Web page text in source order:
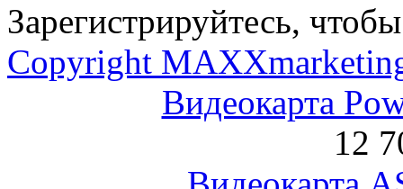
Зарегистрируйтесь,
Copyright
Видеокарта
12